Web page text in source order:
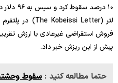
۱۰ درصد
پیش از این ریزش خبر داد.
حتما مطالعه کنید : سقوط